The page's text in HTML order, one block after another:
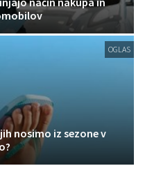
OGLAS
nosimo iz sezone v